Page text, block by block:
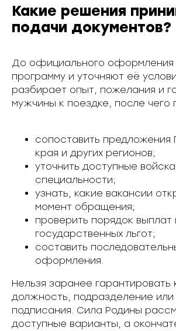
Какие решения
подачи документов?
До официального оформления
программу и уточняют её
разбирает опыт, пожелания и
мужчины к поездке, после чего
сопоставить предложения
края и других регионов;
уточнить доступные
специальности;
узнать, какие вакансии
момент обращения;
проверить порядок выплат
государственных льгот;
составить
оформления.
Нельзя заранее гарантировать
должность, подразделение или
подписания. Сила Родины
доступные варианты, а